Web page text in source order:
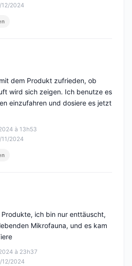
12/2024
à 13h53
2024
dem Produkt zufrieden, ob
wird sich zeigen. Ich benutze es
einzufahren und dosiere es jetzt
à 23h37
12/2024
ich bin nur enttäuscht,
Mikrofauna, und es kam